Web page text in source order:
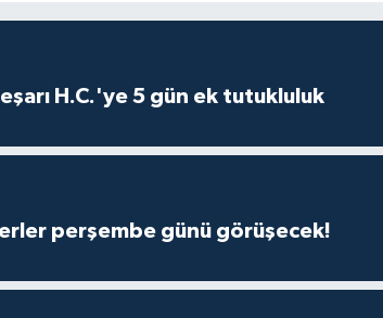
H.C.'ye 5 gün ek tutukluluk
perşembe günü görüşecek!